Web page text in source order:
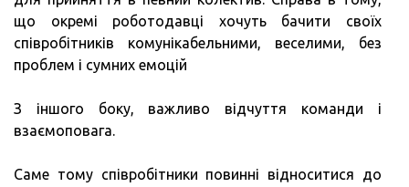
що окремі роботодавці хочуть бачити своїх
співробітників комунікабельними, веселими, без
проблем і сумних емоцій
З іншого боку, важливо відчуття команди і
взаємоповага.
Саме тому співробітники повинні відноситися до